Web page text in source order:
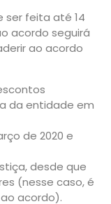
ser feita até 14
acordo seguirá
ao acordo
da entidade em
de 2020 e
desde que
(nesse caso, é
acordo).